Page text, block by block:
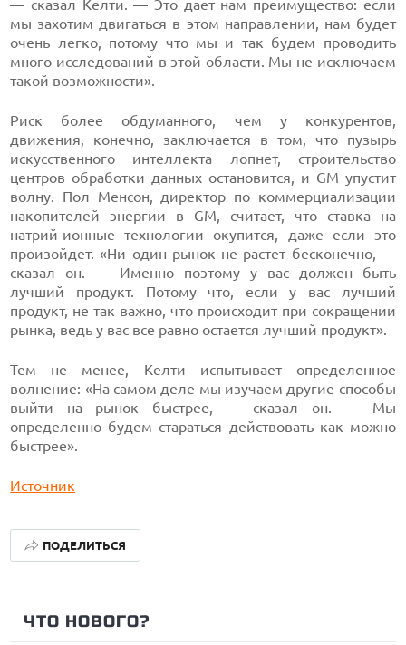
— сказал Келти. — Это дает нам преимущество: если
мы захотим двигаться в этом направлении, нам будет
очень легко, потому что мы и так будем проводить
много исследований в этой области. Мы не исключаем
такой возможности».
Риск более обдуманного, чем у конкурентов,
движения, конечно, заключается в том, что пузырь
искусственного интеллекта лопнет, строительство
центров обработки данных остановится, и GM упустит
волну. Пол Менсон, директор по коммерциализации
накопителей энергии в GM, считает, что ставка на
натрий-ионные технологии окупится, даже если это
произойдет. «Ни один рынок не растет бесконечно, —
сказал он. — Именно поэтому у вас должен быть
лучший продукт. Потому что, если у вас лучший
продукт, не так важно, что происходит при сокращении
рынка, ведь у вас все равно остается лучший продукт».
Тем не менее, Келти испытывает определенное
волнение: «На самом деле мы изучаем другие способы
выйти на рынок быстрее, — сказал он. — Мы
определенно будем стараться действовать как можно
быстрее».
Источник
ПОДЕЛИТЬСЯ
ЧТО НОВОГО?